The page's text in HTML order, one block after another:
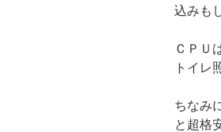
込みも
ＣＰＵ
トイレ
ちなみ
と超格